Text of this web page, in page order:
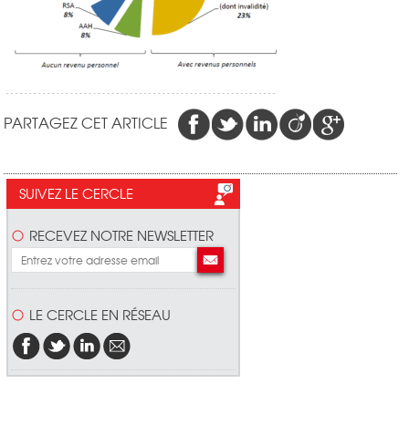
PARTAGEZ CET ARTICLE
SUIVEZ LE CERCLE
RECEVEZ NOTRE NEWSLETTER
LE CERCLE EN RÉSEAU